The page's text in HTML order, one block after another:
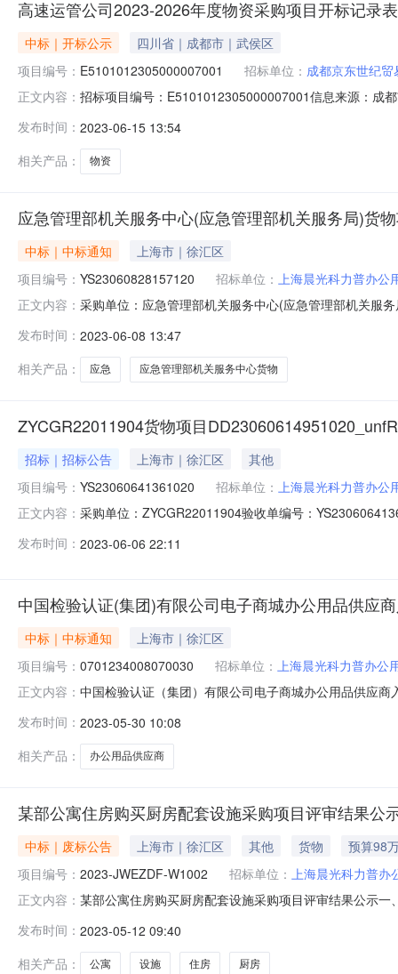
高速运管公司2023-2026年度物资采购项目开标记录表
中标｜开标公示
四川省｜成都市｜武侯区
项目编号： E5101012305000007001 招标单位： 成都京东世纪
正文内容： 招标项目编号：E5101012305000007001信息来源：成
年度物资采购项目）开标记录表开标时间：2023-06-
发布时间： 2023-06-15 13:54
相关产品：
物资
应急管理部机关服务中心(应急管理部机关服务局)货
中标｜中标通知
上海市｜徐汇区
项目编号： YS23060828157120 招标单位： 上海晨光科力普办公
正文内容： 采购单位：应急管理部机关服务中心(应急管理部机关服
DD23060811567120_NzhOIS.pdf应急管理部机关服务
发布时间： 2023-06-08 13:47
相关产品：
应急 应急管理部机关服务中心货物
ZYCGR22011904货物项目
招标｜招标公告 上海市｜徐汇区
其他
项目编号： YS23060641361020 招标单位： 上海晨光科力普办公
正文内容： 采购单位：ZYCGR22011904验收单编号：
政府集中采购电子验收单【第一联：采购单位（需方）留
发布时间： 2023-06-06 22:11
中国检验认证(集团)有限公司电子商城办公用品供应
中标｜中标通知
上海市｜徐汇区
项目编号： 0701234008070030 招标单位： 上海晨光科力普办公
正文内容： 中国检验认证（集团）有限公司电子商城办公用品供应
公司14.003领先未来科技集团有限公司18.004史泰博（
发布时间： 2023-05-30 10:08
相关产品：
办公用品供应商
某部公寓住房购买厨房配套设施采购项目评审结果公
中标｜废标公告 上海市｜徐汇区 其他 货物
预算98
项目编号： 2023-JWEZDF-W1002 招标单位： 上海晨光科力普
正文内容： 某部公寓住房购买厨房配套设施采购项目评审结果公示
评审工作已圆满结束，经依法组成的评审委员会评审及
W1002三
发布时间： 2023-05-12 09:40
相关产品：
公寓 设施 住房 厨房